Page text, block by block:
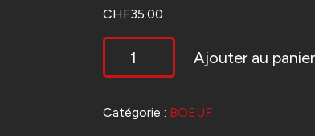
CHF35.00
QUANTITÉ
JULIENNE
SAUTÉ
Ajouter au panier
Catégorie : BOEUF